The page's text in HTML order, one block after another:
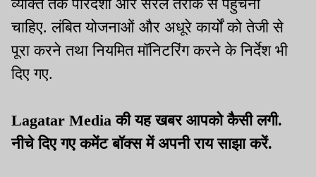
व्यक्ति तक पारदर्शी और सरल तरीके से पहुंचना
चाहिए. लंबित योजनाओं और अधूरे कार्यों को तेजी से
पूरा करने तथा नियमित मॉनिटरिंग करने के निर्देश भी
दिए गए.
Lagatar Media की यह खबर आपको कैसी लगी.
नीचे दिए गए कमेंट बॉक्स में अपनी राय साझा करें.